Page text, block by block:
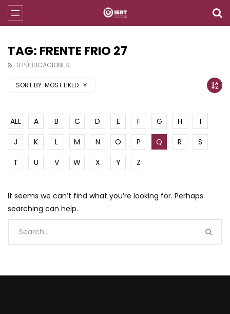
TAG: FRENTE FRIO 27
0 PÚBLICACIONES
SORT BY: MOST LIKED
ALL A B C D E F G H
I
J
K L M N O P Q R
S
T
U V W X Y Z
It seems we can’t find what you’re looking for. Perhaps
searching can help.